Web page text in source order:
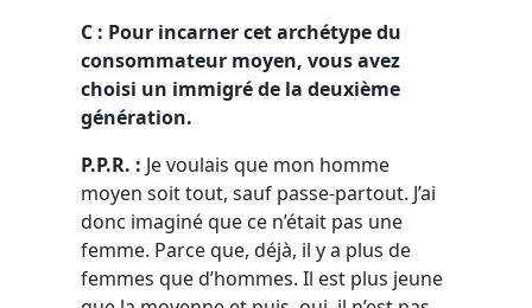
C : Pour incarner cet archétype du
consommateur moyen, vous avez
choisi un immigré de la deuxième
génération.
P.P.R. : Je voulais que mon homme
moyen soit tout, sauf passe-partout. J’ai
donc imaginé que ce n’était pas une
femme. Parce que, déjà, il y a plus de
femmes que d’hommes. Il est plus jeune